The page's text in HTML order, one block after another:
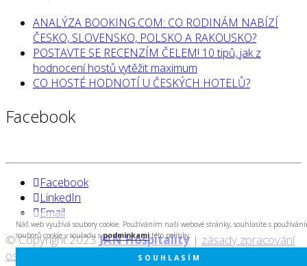
Náš web využívá soubory cookie. Používáním naší webové stránky, souhlasíte s
souborů cookie v souladu spodmínkamitéto politiky.
SOUHLASÍM
ANALÝZA BOOKING.COM: CO RODINÁM NABÍZÍ
ČESKO, SLOVENSKO, POLSKO A RAKOUSKO?
POSTAVTE SE RECENZÍM ČELEM! 10 tipů, jak z
hodnocení hostů vytěžit maximum
CO HOSTÉ HODNOTÍ U ČESKÝCH HOTELŮ?
Facebook
Facebook
LinkedIn
Email
© Copyright 2023JAN Hospitality| zásady zpracování
osobních údajů
created by Cyberart